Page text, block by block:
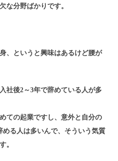
な分野ばかりです。
、というと興味はあるけど腰が
社後2～3年で辞めている人が多
ての起業ですし、意外と自分の
める人は多いんで、そういう気質
。